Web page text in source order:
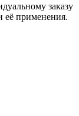
заказу
её применения.